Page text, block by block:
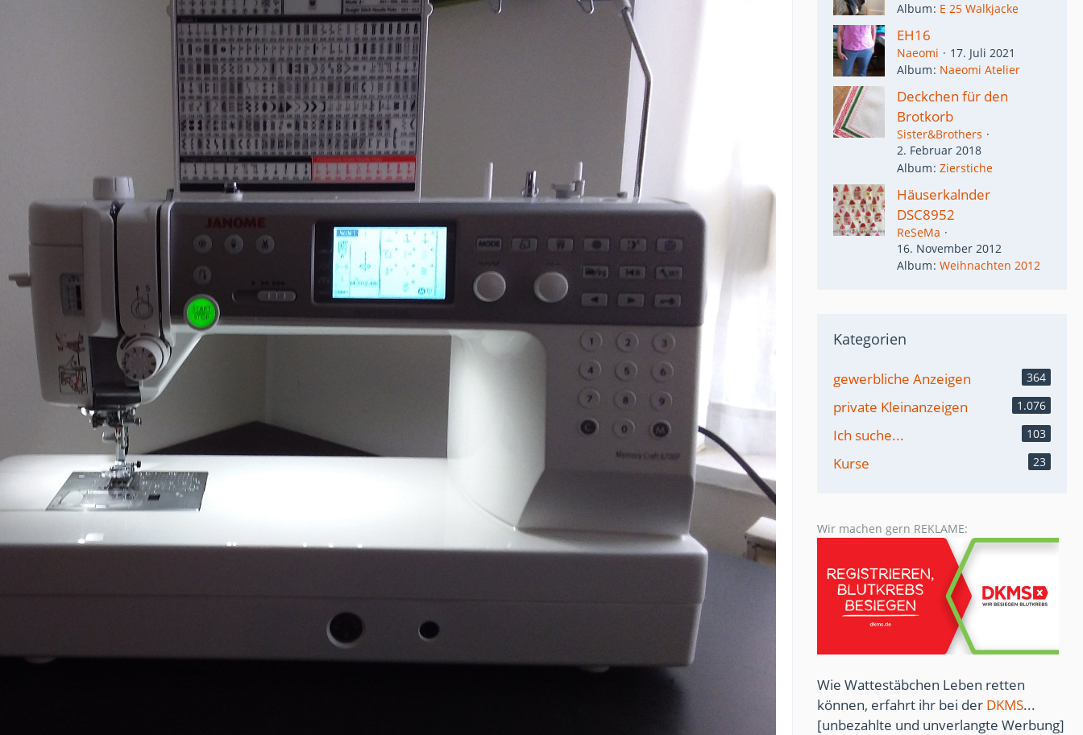
Album E 25 Walkjacke
EH16
Naeomi
17. Juli 2021
Album Naeomi Atelier
Deckchen für den
Brotkorb
Sister&Brothers
2. Februar 2018
Album Zierstiche
Häuserkalnder
DSC8952
ReSeMa
16. November 2012
Album Weihnachten 2012
Kategorien
gewerbliche Anzeigen 364
private Kleinanzeigen 1.076
Ich suche... 103
Kurse 23
Wir machen gern REKLAME:
Wie Wattestäbchen Leben retten
können, erfahrt ihr bei der DKMS...
[unbezahlte und unverlangte Werbung]